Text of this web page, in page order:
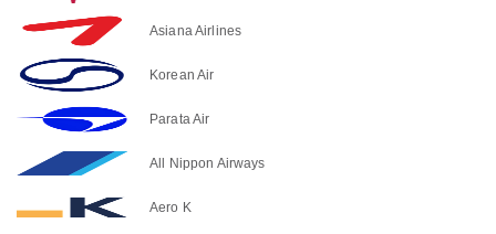
Asiana Airlines
Korean Air
Parata Air
All Nippon Airways
Aero K